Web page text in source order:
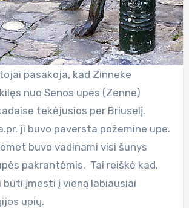
pasakoja, kad Zinneke
nuo Senos upės (Zenne)
tekėjusios per Briuselį.
ji buvo paversta požemine upe.
buvo vadinami visi šunys
pakrantėmis. Tai reiškė kad,
įmesti į vieną labiausiai
upių.